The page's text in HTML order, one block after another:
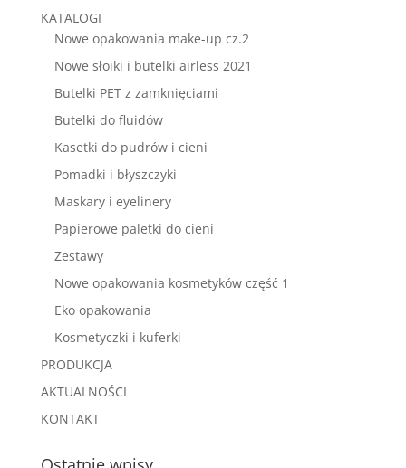
KATALOGI
Nowe opakowania make-up cz.2
Nowe słoiki i butelki airless 2021
Butelki PET z zamknięciami
Butelki do fluidów
Kasetki do pudrów i cieni
Pomadki i błyszczyki
Maskary i eyelinery
Papierowe paletki do cieni
Zestawy
Nowe opakowania kosmetyków część 1
Eko opakowania
Kosmetyczki i kuferki
PRODUKCJA
AKTUALNOŚCI
KONTAKT